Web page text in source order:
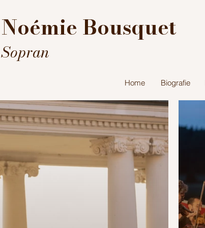
Noémie Bousquet
Sopran
Home Biografie